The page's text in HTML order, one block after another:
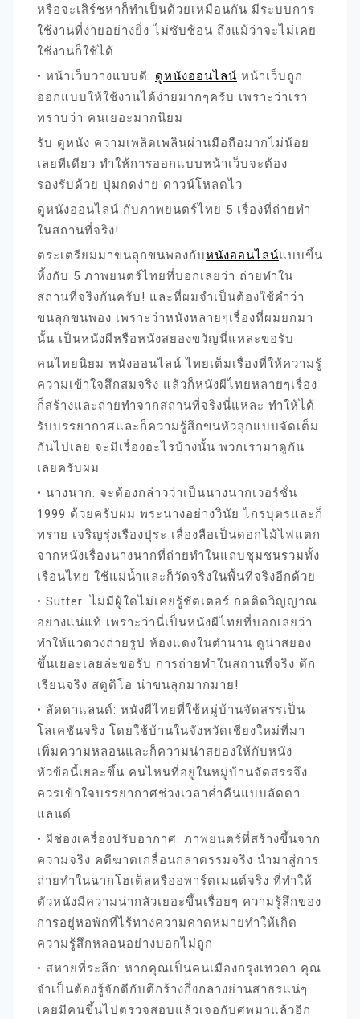
หรือจะเสิร์ชหาก็ทำเป็นด้วยเหมือนกัน มีระบบการ
ใช้งานที่ง่ายอย่างยิ่ง ไม่ซับซ้อน ถึงแม้ว่าจะไม่เคย
ใช้งานก็ใช้ได้
• หน้าเว็บวางแบบดี: ดูหนังออนไลน์ หน้าเว็บถูก
ออกแบบให้ใช้งานได้ง่ายมากๆครับ เพราะว่าเรา
ทราบว่า คนเยอะมากนิยม
รับ ดูหนัง ความเพลิดเพลินผ่านมือถือมากไม่น้อย
เลยทีเดียว ทำให้การออกแบบหน้าเว็บจะต้อง
รองรับด้วย ปุ่มกดง่าย ดาวน์โหลดไว
ดูหนังออนไลน์ กับภาพยนตร์ไทย 5 เรื่องที่ถ่ายทำ
ในสถานที่จริง!
ตระเตรียมมาขนลุกขนพองกับหนังออนไลน์แบบขึ้น
หิ้งกับ 5 ภาพยนตร์ไทยที่บอกเลยว่า ถ่ายทำใน
สถานที่จริงกันครับ! และที่ผมจำเป็นต้องใช้คำว่า
ขนลุกขนพอง เพราะว่าหนังหลายๆเรื่องที่ผมยกมา
นั้น เป็นหนังผีหรือหนังสยองขวัญนี่แหละขอรับ
คนไทยนิยม หนังออนไลน์ ไทยเต็มเรื่องที่ให้ความรู้
ความเข้าใจสึกสมจริง แล้วก็หนังผีไทยหลายๆเรื่อง
ก็สร้างและถ่ายทำจากสถานที่จริงนี่แหละ ทำให้ได้
รับบรรยากาศและก็ความรู้สึกขนหัวลุกแบบจัดเต็ม
กันไปเลย จะมีเรื่องอะไรบ้างนั้น พวกเรามาดูกัน
เลยครับผม
• นางนาก: จะต้องกล่าวว่าเป็นนางนากเวอร์ชั่น
1999 ด้วยครับผม พระนางอย่างวินัย ไกรบุตรและก็
ทราย เจริญรุ่งเรืองปุระ เลื่องลือเป็นดอกไม้ไฟแตก
จากหนังเรื่องนางนากที่ถ่ายทำในแถบชุมชนรวมทั้ง
เรือนไทย ใช้แม่น้ำและก็วัดจริงในพื้นที่จริงอีกด้วย
• Sutter: ไม่มีผู้ใดไม่เคยรู้ชัตเตอร์ กดติดวิญญาณ
อย่างแน่แท้ เพราะว่านี่เป็นหนังผีไทยที่บอกเลยว่า
ทำให้แวดวงถ่ายรูป ห้องแดงในตำนาน ดูน่าสยอง
ขึ้นเยอะเลยล่ะขอรับ การถ่ายทำในสถานที่จริง ตึก
เรียนจริง สตูดิโอ น่าขนลุกมากมาย!
• ลัดดาแลนด์: หนังผีไทยที่ใช้หมู่บ้านจัดสรรเป็น
โลเคชันจริง โดยใช้บ้านในจังหวัดเชียงใหม่ที่มา
เพิ่มความหลอนและก็ความน่าสยองให้กับหนัง
หัวข้อนี้เยอะขึ้น คนไหนที่อยู่ในหมู่บ้านจัดสรรจึง
ควรเข้าใจบรรยากาศช่วงเวลาค่ำคืนแบบลัดดา
แลนด์
• ผีช่องเครื่องปรับอากาศ: ภาพยนตร์ที่สร้างขึ้นจาก
ความจริง คดีฆาตเกลื่อนกลาดรรมจริง นำมาสู่การ
ถ่ายทำในฉากโฮเต็ลหรืออพาร์ตเมนต์จริง ที่ทำให้
ตัวหนังมีความน่ากลัวเยอะขึ้นเรื่อยๆ ความรู้สึกของ
การอยู่หอพักที่ไร้ทางความคาดหมายทำให้เกิด
ความรู้สึกหลอนอย่างบอกไม่ถูก
• สหายที่ระลึก: หากคุณเป็นคนเมืองกรุงเทวดา คุณ
จำเป็นต้องรู้จักดีกับตึกร้างกึ่งกลางย่านสาธรแน่ๆ
เคยมีคนขึ้นไปตรวจสอบแล้วเจอกับศพมาแล้วอีก